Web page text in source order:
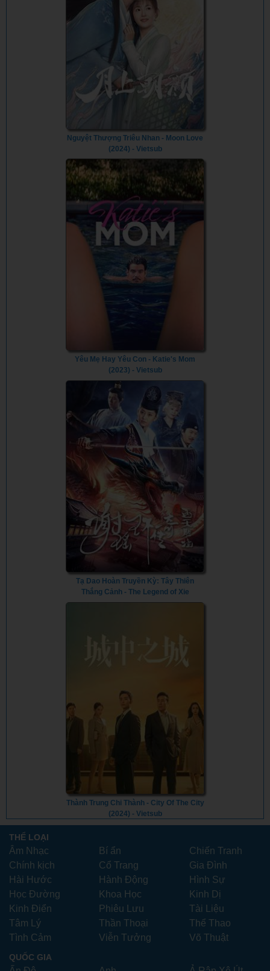
Nguyệt Thượng Triêu Nhan - Moon Love
(2024) - Vietsub
Yêu Mẹ Hay Yêu Con - Katie's Mom
(2023) - Vietsub
Tạ Dao Hoàn Truyền Kỳ: Tây Thiên
Thắng Cảnh - The Legend of Xie
Yaohuan (2024) - Vietsub
Thành Trung Chi Thành - City Of The City
(2024) - Vietsub
THỂ LOẠI
Âm Nhạc Bí ẩn
Chiến Tranh
Chính kịch
Cổ Trang
Gia Đình
Hài Hước
Hành Động
Hình Sự
Học Đường
Khoa Học
Kinh Dị
Kinh Điển
Phiêu Lưu
Tài Liệu
Tâm Lý
Thần Thoại
Thể Thao
Tình Cảm
Viễn Tưởng Võ Thuật
QUỐC GIA